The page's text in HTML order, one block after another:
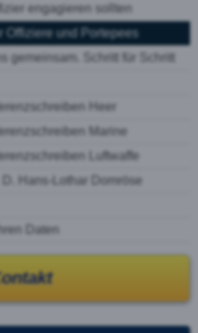
engagieren sollten
Offiziere und Portepees
gemeinsam. Schritt für Schritt
Heer
Marine
Luftwaffe
D. Hans-Lothar Domröse
Daten